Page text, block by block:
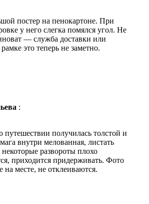
постер на пенокартоне. При
у него слегка помялся угол. Не
— служба доставки или
это теперь не заметно.
:
путешествии получилась толстой и
внутри мелованная, листать
развороты плохо
приходится придерживать. Фото
на месте, не отклеиваются.